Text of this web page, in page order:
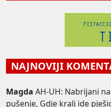
NAJNOVIJI
Magda AH-UH: Nabrijani
pušenje, Gdje kralj ide